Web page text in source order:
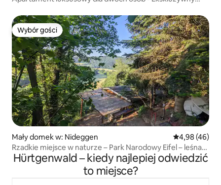
Wybór gości
Wybór gości
Mały domek w: Nideggen Średnia
4,98 (46)
Rzadkie miejsce w naturze – Park Narodowy Eifel – leśna
chata
Hürtgenwald – kiedy najlepiej odwiedzić
to miejsce?